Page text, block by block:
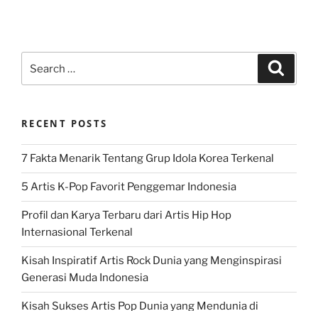
for:
RECENT POSTS
7 Fakta Menarik Tentang Grup Idola Korea Terkenal
5 Artis K-Pop Favorit Penggemar Indonesia
Profil dan Karya Terbaru dari Artis Hip Hop
Internasional Terkenal
Kisah Inspiratif Artis Rock Dunia yang Menginspirasi
Generasi Muda Indonesia
Kisah Sukses Artis Pop Dunia yang Mendunia di